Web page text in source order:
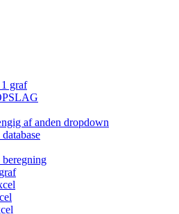
graf
af anden dropdown